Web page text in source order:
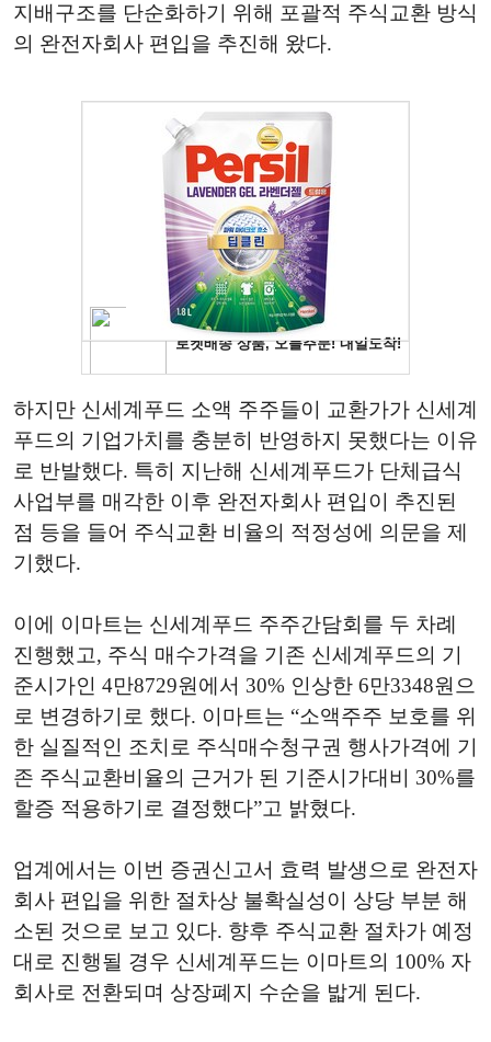
지배구조를 단순화하기 위해 포괄적 주식교환 방식
의 완전자회사 편입을 추진해 왔다.
하지만 신세계푸드 소액 주주들이 교환가가 신세계
푸드의 기업가치를 충분히 반영하지 못했다는 이유
로 반발했다. 특히 지난해 신세계푸드가 단체급식
사업부를 매각한 이후 완전자회사 편입이 추진된
점 등을 들어 주식교환 비율의 적정성에 의문을 제
기했다.
이에 이마트는 신세계푸드 주주간담회를 두 차례
진행했고, 주식 매수가격을 기존 신세계푸드의 기
준시가인 4만8729원에서 30% 인상한 6만3348원으
로 변경하기로 했다. 이마트는 “소액주주 보호를 위
한 실질적인 조치로 주식매수청구권 행사가격에 기
존 주식교환비율의 근거가 된 기준시가대비 30%를
할증 적용하기로 결정했다”고 밝혔다.
업계에서는 이번 증권신고서 효력 발생으로 완전자
회사 편입을 위한 절차상 불확실성이 상당 부분 해
소된 것으로 보고 있다. 향후 주식교환 절차가 예정
대로 진행될 경우 신세계푸드는 이마트의 100% 자
회사로 전환되며 상장폐지 수순을 밟게 된다.